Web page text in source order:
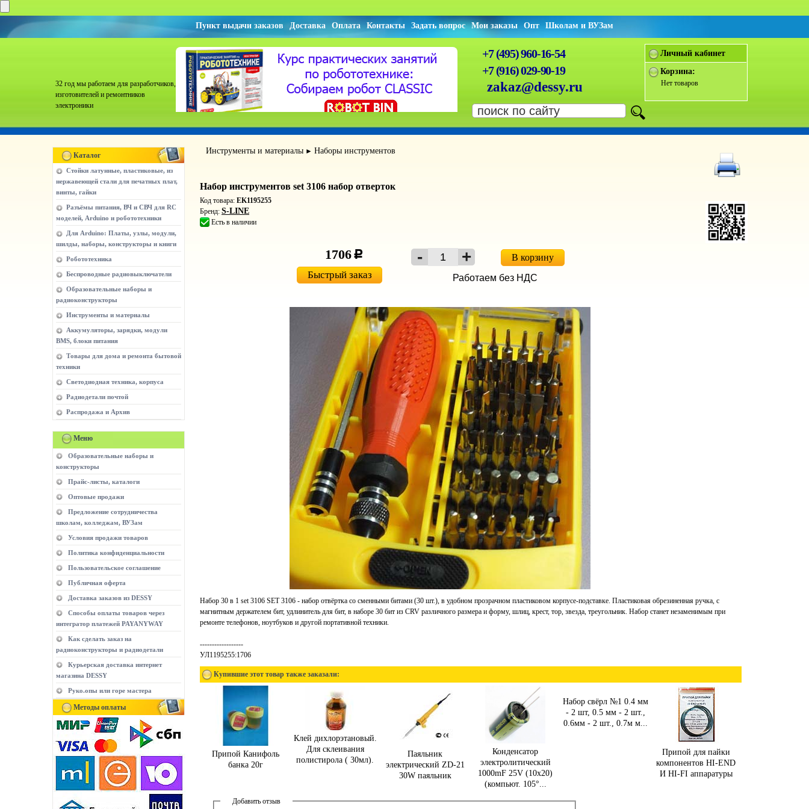
Пункт выдачи заказов Доставка Оплата Контакты Задать вопрос Мои заказы Опт Школам и ВУЗам
32 год мы работаем для разработчиков,
изготовителей и ремонтников
электроники
+7 (495) 960-16-54
+7 (916) 029-90-19
zakaz@dessy.ru
Личный кабинет
Корзина:
Нет товаров
Каталог
Стойки латунные, пластиковые, из
нержавеющей стали для печатных плат,
винты, гайки
Разъёмы питания, ВЧ и СВЧ для RC
моделей, Arduino и робототехники
Для Arduino: Платы, узлы, модули,
шилды, наборы, конструкторы и книги
Робототехника
Беспроводные радиовыключатели
Образовательные наборы и
радиоконструкторы
Инструменты и материалы
Аккумуляторы, зарядки, модули
BMS, блоки питания
Товары для дома и ремонта бытовой
техники
Светодиодная техника, корпуса
Радиодетали почтой
Распродажа и Архив
Меню
Образовательные наборы и
конструкторы
Прайс-листы, каталоги
Оптовые продажи
Предложение сотрудничества
школам, колледжам, ВУЗам
Условия продажи товаров
Политика конфиденциальности
Пользовательское соглашение
Публичная оферта
Доставка заказов из DESSY
Способы оплаты товаров через
интегратор платежей PAYANYWAY
Как сделать заказ на
радиоконструкторы и радиодетали
Курьерская доставка интернет
магазина DESSY
Руко.опы или горе мастера
Методы оплаты
Инструменты и материалы ► Наборы инструментов
Набор инструментов set 3106 набор отверток
Код товара: EK1195255
Бренд: S-LINE
Есть в наличии
1706 c
Быстрый заказ
В корзину
Работаем без НДС
Набор 30 в 1 set 3106 SET 3106 - набор отвёртка со сменными битами (30 шт.), в удобном прозрачном пластиковом корпусе-подставке. Пластиковая обрезиненная ручка, с
магнитным держателем бит, удлинитель для бит, в наборе 30 бит из CRV различного размера и форму, шлиц, крест, тор, звезда, треугольник. Набор станет незаменимым при
ремонте телефонов, ноутбуков и другой портативной техники.
------------------
УЛ1195255:1706
Купившие этот товар также заказали:
Припой Канифоль
банка 20г
Клей дихлорэтановый.
Для склеивания
полистирола ( 30мл).
Паяльник
электрический ZD-21
30W паяльник
Конденсатор
электролитический
1000mF 25V (10x20)
(компьют. 105°...
Набор свёрл №1 0.4 мм
- 2 шт, 0.5 мм - 2 шт.,
0.6мм - 2 шт., 0.7м м...
Припой для пайки
компонентов HI-END
И HI-FI аппаратуры
Добавить отзыв